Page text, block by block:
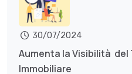
30/07/2024
Aumenta la Visibilità del
Immobiliare